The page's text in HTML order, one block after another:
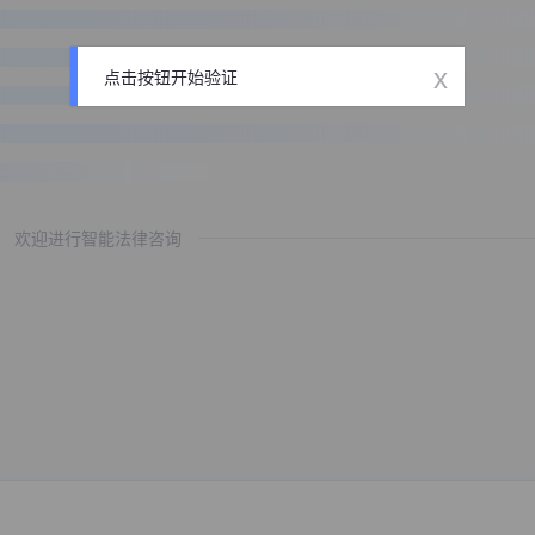
欢迎进行智能法律咨询
点击按钮开始验证 x